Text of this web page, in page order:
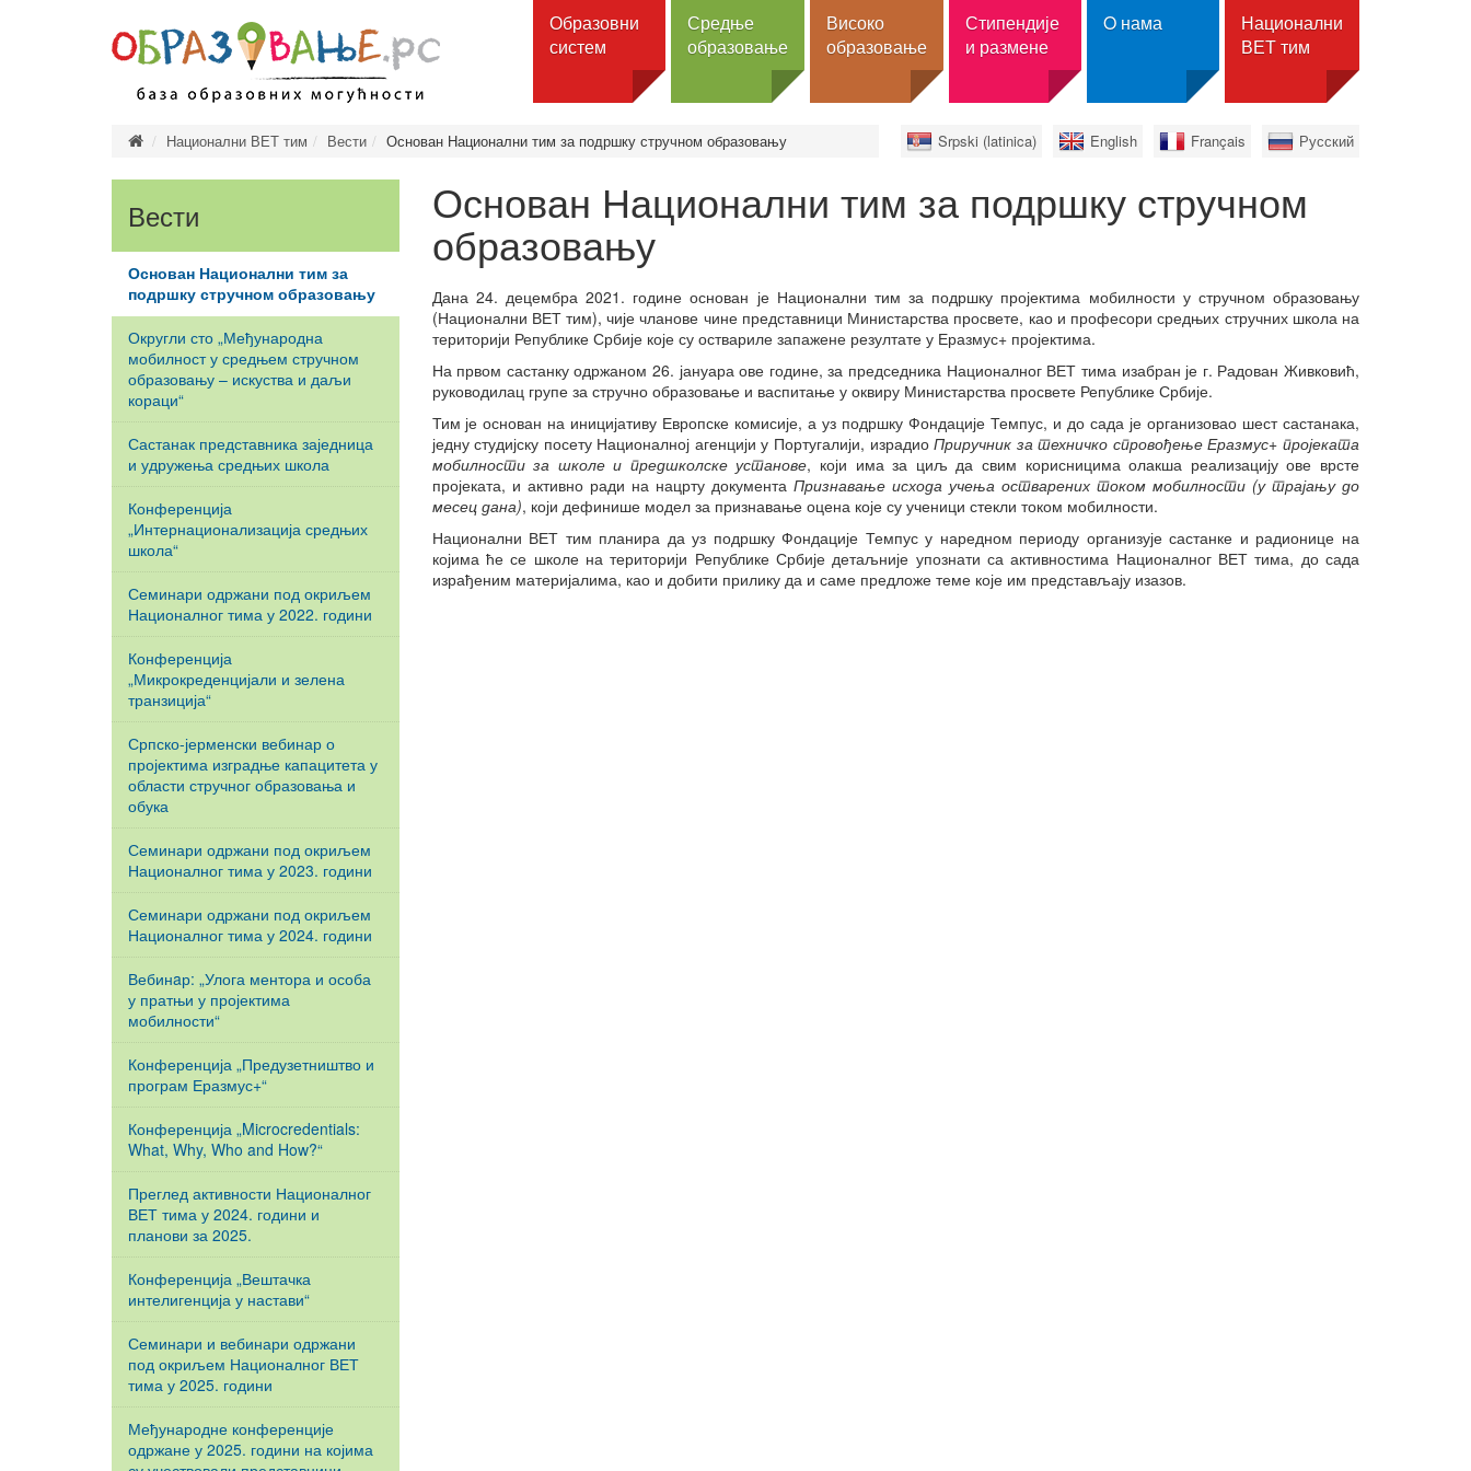
Образовни
систем
Предшколско образовање
Основно образовање
Завршни испит
Средње образовање
Врсте средњих школа
Високо образовање
Врсте студија
Врсте високообразовних
установа
Образовање и обуке
одраслих
Министарство и надлежна
тела
Неформално образовање
младих
Средње
образовање
Претрага школа
профила и смерова
Стручни - стручне школе
Упис
Ученички домови
Високо
образовање
Претрага установа
Претрага факултета
Претрага високих школа
Програми
Основне студије
Мастер
Докторске студије
Интегрисане студије
Специјалистичке студије
Акредитација
Студентски домови
Стипендије
и размене
Претрага стипендија
Целокупне студије
Еразмус+
Еразмус+ мобилност
Еразмус Мундус мастер
програми
Публикације
Остале стипендије
Алати и ресурси за
мобилност
O нама
О порталу Образовање
jezici.obrazovanje.rs
Инфо центар
Активности подршке
ученицима
Национални
ВЕТ тим
О нама
Основан Национални тим за
подршку стручном
мобилност у средњем
стручном образовању –
искуства и даљи кораци“
заједница и удружења
средњих школа
Конференција
„Интернационализација
средњих школа“
Семинари одржани под
окриљем Националног тима у
2022. години
Конференција
„Микрокреденцијали и зелена
транзиција“
Srpski (latinica) English Français Русский
Национални ВЕТ тим Вести Основан Национални тим за подршку стручном образовању
Вести
Основан Национални тим за
подршку стручном образовању
Округли сто „Међународна
мобилност у средњем стручном
образовању – искуства и даљи
кораци“
Састанак представника заједница
и удружења средњих школа
Конференција
„Интернационализација средњих
школа“
Семинари одржани под окриљем
Националног тима у 2022. години
Конференција
„Микрокреденцијали и зелена
транзиција“
Српско-јерменски вебинар о
пројектима изградње капацитета у
области стручног образовања и
обука
Семинари одржани под окриљем
Националног тима у 2023. години
Семинари одржани под окриљем
Националног тима у 2024. години
Вебинaр: „Улога ментора и особа
у пратњи у пројектима
мобилности“
Конференција „Предузетништво и
програм Еразмус+“
Конференција „Microcredentials:
What, Why, Who and How?“
Преглед активности Националног
ВЕТ тима у 2024. години и
планови за 2025.
Конференција „Вештачка
интелигенција у настави“
Семинари и вебинари одржани
под окриљем Националног ВЕТ
тима у 2025. години
Међународне конференције
одржане у 2025. години на којима
Основан Национални тим за подршку стручном
образовању
Дана 24. децембра 2021. године основан је Национални тим за подршку пројектима мобилности у стручном образовању
(Национални ВЕТ тим), чије чланове чине представници Министарства просвете, као и професори средњих стручних школа на
територији Републике Србије које су оствариле запажене резултате у Еразмус+ пројектима.
На првом састанку одржаном 26. јануара ове године, за председника Националног ВЕТ тима изабран је г. Радован Живковић,
руководилац групе за стручно образовање и васпитање у оквиру Министарства просвете Републике Србије.
Тим је основан на иницијативу Европске комисије, а уз подршку Фондације Темпус, и до сада је организовао шест састанака,
једну студијску посету Националној агенцији у Португалији, израдиоПриручник за техничко спровођење Еразмус+ пројеката
мобилности за школе и предшколске установе, који има за циљ да свим корисницима олакша реализацију ове врсте
пројеката, и активно ради на нацрту документа Признавање исхода учења остварених током мобилности (у трајању до
месец дана), који дефинише модел за признавање оцена које су ученици стекли током мобилности.
Национални ВЕТ тим планира да уз подршку Фондације Темпус у наредном периоду организује састанке и радионице на
којима ће се школе на територији Републике Србије детаљније упознати са активностима Националног ВЕТ тима, до сада
израђеним материјалима, као и добити прилику да и саме предложе теме које им представљају изазов.